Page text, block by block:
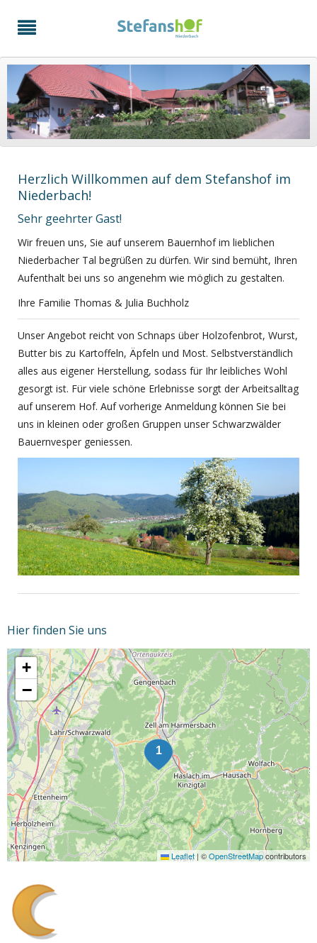
Herzlich Willkommen auf dem Stefanshof im
Niederbach!
Sehr geehrter Gast!
Wir freuen uns, Sie auf unserem Bauernhof im lieblichen
Niederbacher Tal begrüßen zu dürfen. Wir sind bemüht, Ihren
Aufenthalt bei uns so angenehm wie möglich zu gestalten.
Ihre Familie Thomas & Julia Buchholz
Unser Angebot reicht von Schnaps über Holzofenbrot, Wurst,
Butter bis zu Kartoffeln, Äpfeln und Most. Selbstverständlich
alles aus eigener Herstellung, sodass für Ihr leibliches Wohl
gesorgt ist. Für viele schöne Erlebnisse sorgt der Arbeitsalltag
auf unserem Hof. Auf vorherige Anmeldung können Sie bei
uns in kleinen oder großen Gruppen unser Schwarzwälder
Bauernvesper geniessen.
Hier finden Sie uns
+
−
Leaflet | ©OpenStreetMapcontributors